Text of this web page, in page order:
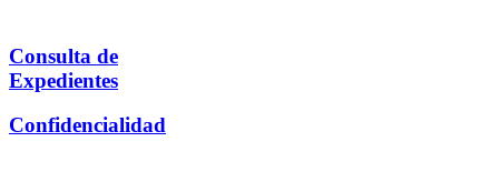
Consulta de
Expedientes
Confidencialidad